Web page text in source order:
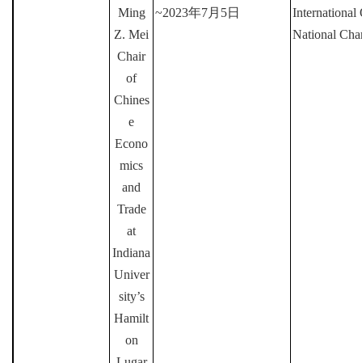
Ming
Z. Mei
Chair
of
Chines
e
Econo
mics
and
Trade
at
Indiana
Univer
sity’s
Hamilt
on
~2023年7月 5日
International
National